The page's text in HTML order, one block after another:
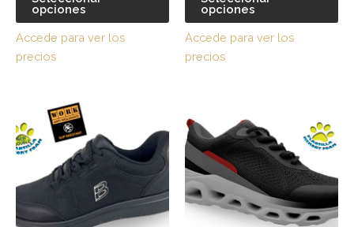
opciones
página
Accede para ver los
precios
opciones
Accede para ver los
precios
producto
tiene
múltiples
variantes.
Las
opciones